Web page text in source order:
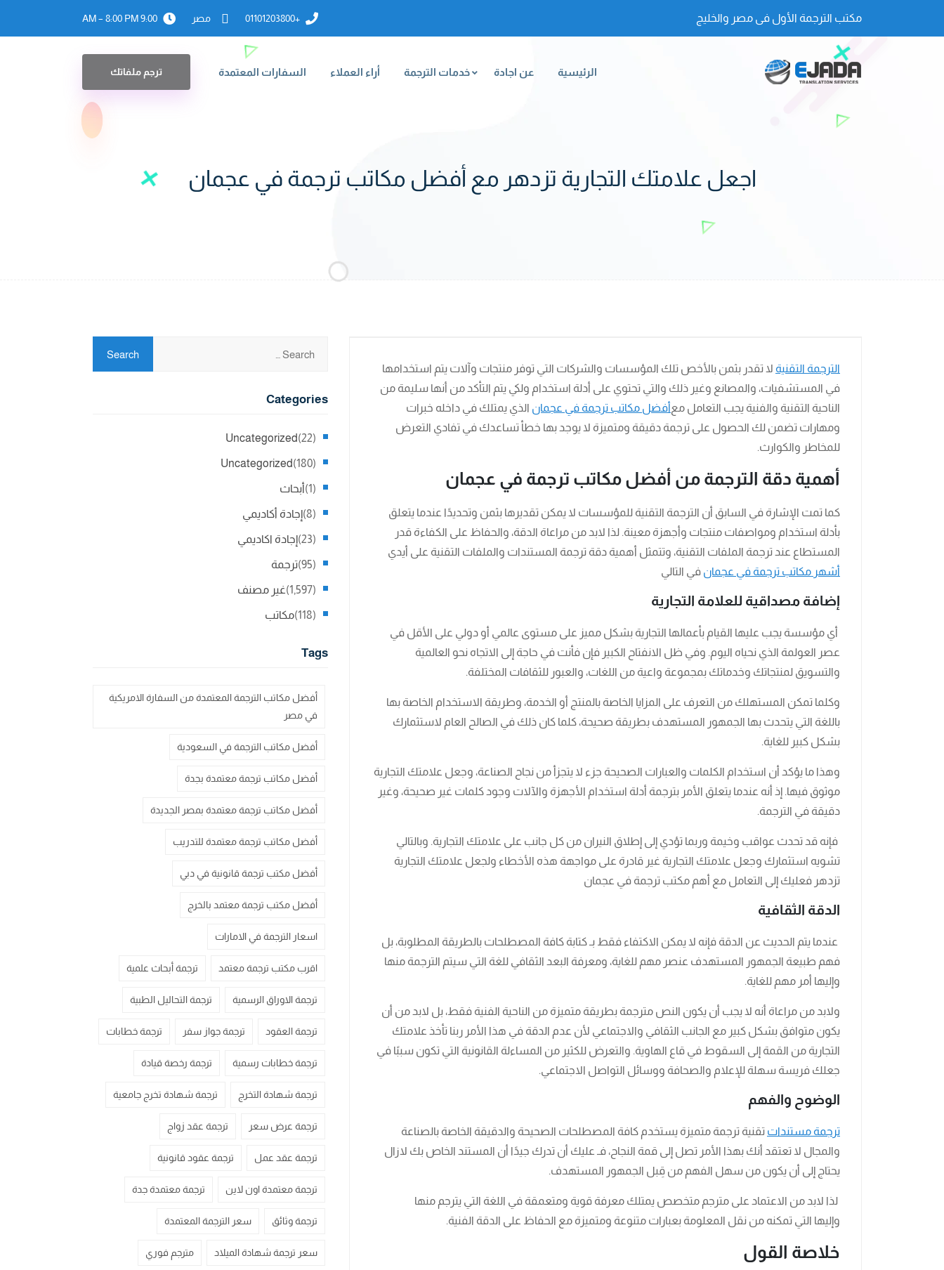
مكتب الترجمة الأول فى مصر والخليج +01101203800 مصر 9:00 AM – 8:00 PM
الرئيسية عن اجادة خدمات الترجمة أراء العملاء السفارات المعتمدة ترجم ملفاتك
اجعل علامتك التجارية تزدهر مع أفضل مكاتب ترجمة في عجمان
الترجمة التقنية لا تقدر بثمن بالأخص تلك المؤسسات والشركات التي توفر منتجات وآلات يتم استخدامها
في المستشفيات، والمصانع وغير ذلك والتي تحتوي على أدلة استخدام ولكي يتم التأكد من أنها سليمة من
الناحية التقنية والفنية يجب التعامل معأفضل مكاتب ترجمة في عجمان الذي يمتلك في داخله خبرات
ومهارات تضمن لك الحصول على ترجمة دقيقة ومتميزة لا يوجد بها خطأ تساعدك في تفادي التعرض
للمخاطر والكوارث.
أهمية دقة الترجمة من أفضل مكاتب ترجمة في عجمان
كما تمت الإشارة في السابق أن الترجمة التقنية للمؤسسات لا يمكن تقديرها بثمن وتحديدًا عندما يتعلق
بأدلة استخدام ومواصفات منتجات وأجهزة معينة. لذا لابد من مراعاة الدقة، والحفاظ على الكفاءة قدر
المستطاع عند ترجمة الملفات التقنية، وتتمثل أهمية دقة ترجمة المستندات والملفات التقنية على أيدي
أشهر مكاتب ترجمة في عجمان في التالي
إضافة مصداقية للعلامة التجارية
أي مؤسسة يجب عليها القيام بأعمالها التجارية بشكل مميز على مستوى عالمي أو دولي على الأقل في
عصر العولمة الذي نحياه اليوم. وفي ظل الانفتاح الكبير فإن فأنت في حاجة إلى الاتجاه نحو العالمية
والتسويق لمنتجاتك وخدماتك بمجموعة واعية من اللغات، والعبور للثقافات المختلفة.
وكلما تمكن المستهلك من التعرف على المزايا الخاصة بالمنتج أو الخدمة، وطريقة الاستخدام الخاصة بها
باللغة التي يتحدث بها الجمهور المستهدف بطريقة صحيحة، كلما كان ذلك في الصالح العام لاستثمارك
بشكل كبير للغاية.
وهذا ما يؤكد أن استخدام الكلمات والعبارات الصحيحة جزء لا يتجزأ من نجاح الصناعة، وجعل علامتك التجارية
موثوق فيها. إذ أنه عندما يتعلق الأمر بترجمة أدلة استخدام الأجهزة والآلات وجود كلمات غير صحيحة، وغير
دقيقة في الترجمة.
فإنه قد تحدث عواقب وخيمة وربما تؤدي إلى إطلاق النيران من كل جانب على علامتك التجارية. وبالتالي
تشويه استثمارك وجعل علامتك التجارية غير قادرة على مواجهة هذه الأخطاء ولجعل علامتك التجارية
تزدهر فعليك إلى التعامل مع أهم مكتب ترجمة في عجمان
الدقة الثقافية
عندما يتم الحديث عن الدقة فإنه لا يمكن الاكتفاء فقط بـ كتابة كافة المصطلحات بالطريقة المطلوبة، بل
فهم طبيعة الجمهور المستهدف عنصر مهم للغاية، ومعرفة البعد الثقافي للغة التي سيتم الترجمة منها
وإليها أمر مهم للغاية.
ولابد من مراعاة أنه لا يجب أن يكون النص مترجمة بطريقة متميزة من الناحية الفنية فقط، بل لابد من أن
يكون متوافق بشكل كبير مع الجانب الثقافي والاجتماعي لأن عدم الدقة في هذا الأمر ربنا تأخذ علامتك
التجارية من القمة إلى السقوط في قاع الهاوية. والتعرض للكثير من المساءلة القانونية التي تكون سببًا في
جعلك فريسة سهلة للإعلام والصحافة ووسائل التواصل الاجتماعي.
الوضوح والفهم
ترجمة مستندات تقنية ترجمة متميزة يستخدم كافة المصطلحات الصحيحة والدقيقة الخاصة بالصناعة
والمجال لا تعتقد أنك بهذا الأمر تصل إلى قمة النجاح، فـ عليك أن تدرك جيدًا أن المستند الخاص بك لازال
يحتاج إلى أن يكون من سهل الفهم من قِبل الجمهور المستهدف.
لذا لابد من الاعتماد على مترجم متخصص يمتلك معرفة قوية ومتعمقة في اللغة التي يترجم منها
وإليها التي تمكنه من نقل المعلومة بعبارات متنوعة ومتميزة مع الحفاظ على الدقة الفنية.
خلاصة القول
Categories
Uncategorized (22)
Uncategorized (180)
أبحاث (1)
إجادة أكاديمي (8)
إجادة اكاديمي (23)
ترجمة (95)
غير مصنف (1,597)
مكاتب (118)
Tags
أفضل مكاتب الترجمة المعتمدة من السفارة الامريكية
في مصر
أفضل مكاتب الترجمة في السعودية
أفضل مكاتب ترجمة معتمدة بجدة
أفضل مكاتب ترجمة معتمدة بمصر الجديدة
أفضل مكاتب ترجمة معتمدة للتدريب
أفضل مكتب ترجمة قانونية في دبي
أفضل مكتب ترجمة معتمد بالخرج
اسعار الترجمة في الامارات
اقرب مكتب ترجمة معتمد ترجمة أبحاث علمية
ترجمة الاوراق الرسمية ترجمة التحاليل الطبية
ترجمة العقود ترجمة جواز سفر ترجمة خطابات
ترجمة خطابات رسمية ترجمة رخصة قيادة
ترجمة شهادة التخرج ترجمة شهادة تخرج جامعية
ترجمة عرض سعر ترجمة عقد زواج
ترجمة عقد عمل ترجمة عقود قانونية
ترجمة معتمدة اون لاين ترجمة معتمدة جدة
ترجمة وثائق سعر الترجمة المعتمدة
سعر ترجمة شهادة الميلاد مترجم فوري